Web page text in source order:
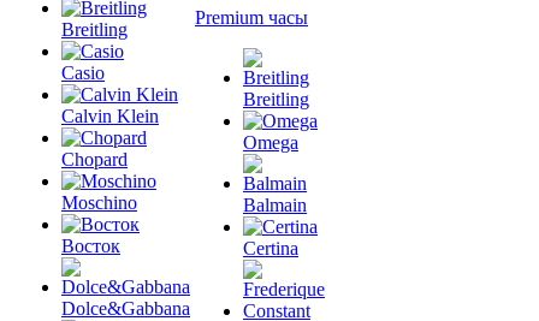
Breitling
Casio
Calvin Klein
Chopard
Moschino
Восток
Dolce&Gabbana
Premium часы
Breitling
Omega
Balmain
Certina